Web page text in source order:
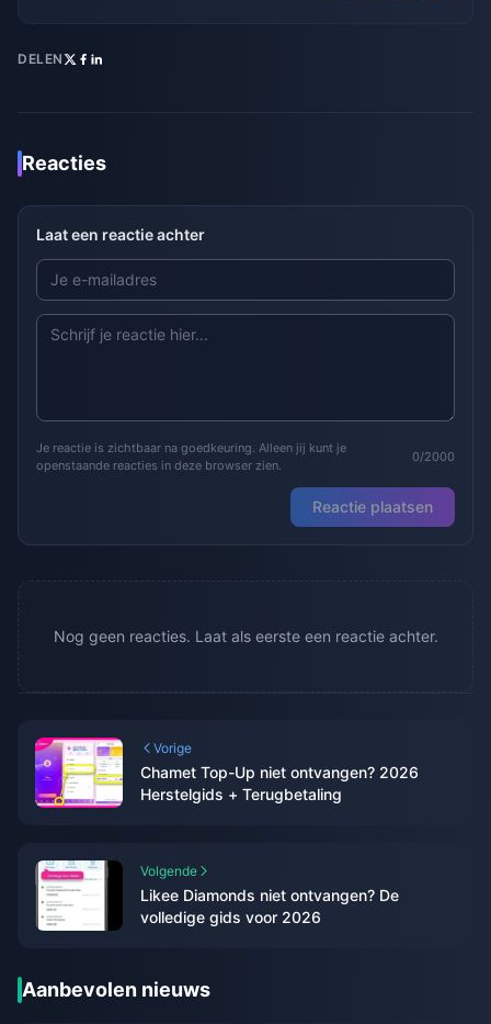
DELEN
Reacties
Laat een reactie achter
Je reactie is zichtbaar na goedkeuring. Alleen jij kunt je
openstaande reacties in deze browser zien.
0/2000
Reactie plaatsen
Nog geen reacties. Laat als eerste een reactie achter.
Vorige
Chamet Top-Up niet ontvangen? 2026
Herstelgids + Terugbetaling
Volgende
Likee Diamonds niet ontvangen? De
volledige gids voor 2026
Aanbevolen nieuws